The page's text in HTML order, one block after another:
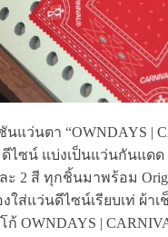
แว่นตา “OWNDAYS |
ดีไซน์ แบ่งเป็นแว่นกันแด
2 สี ทุกชิ้นมาพร้อม
งใส่แว่นดีไซน์เรียบเท่ ผ้า
OWNDAYS |